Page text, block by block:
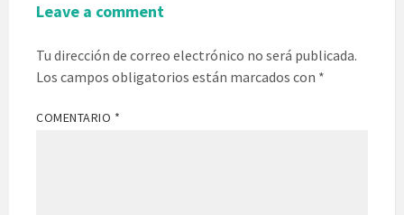
Leave a comment
Tu dirección de correo electrónico no será publicada.
Los campos obligatorios están marcados con *
COMENTARIO *